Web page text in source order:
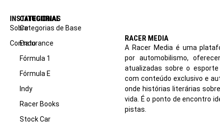
INSTITUCIONAL
Sobre
Contato
CATEGORIAS
Categorias de Base
Endurance
Fórmula 1
Fórmula E
Indy
Racer Books
Stock Car
RACER MEDIA
A Racer Media é uma
por automobilismo,
atualizadas sobre o
com conteúdo exclusivo e
onde histórias literárias
vida. É o ponto de encontro
pistas.